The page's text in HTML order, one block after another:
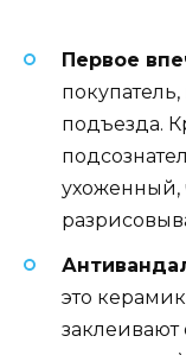
Первое
подъезда.
ухоженный,
это
заклеивают